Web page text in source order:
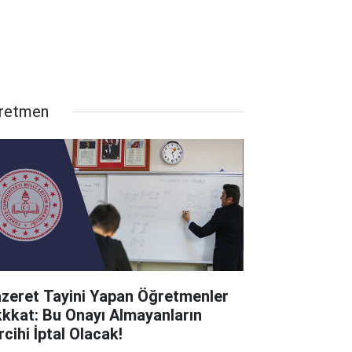
Tayini Yapan Öğretmenler
Bu Onayı Almayanların
İptal Olacak!